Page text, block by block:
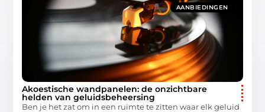
AANBIEDINGEN
Akoestische wandpanelen: de onzichtbare
helden van geluidsbeheersing
Ben je het zat om in een ruimte te zitten waar elk geluid